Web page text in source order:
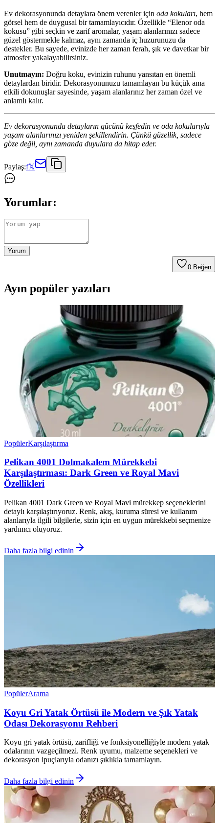
Ev dekorasyonunda detaylara önem verenler için oda kokuları, hem
görsel hem de duygusal bir tamamlayıcıdır. Özellikle “Elenor oda
kokusu” gibi seçkin ve zarif aromalar, yaşam alanlarınızı sadece
güzel göstermekle kalmaz, aynı zamanda iç huzurunuzu da
destekler. Bu sayede, evinizde her zaman ferah, şık ve davetkar bir
atmosfer yakalayabilirsiniz.
Unutmayın: Doğru koku, evinizin ruhunu yansıtan en önemli
detaylardan biridir. Dekorasyonunuzu tamamlayan bu küçük ama
etkili dokunuşlar sayesinde, yaşam alanlarınız her zaman özel ve
anlamlı kalır.
Ev dekorasyonunda detayların gücünü keşfedin ve oda kokularıyla
yaşam alanlarınızı yeniden şekillendirin. Çünkü güzellik, sadece
göze değil, aynı zamanda duyulara da hitap eder.
Paylaş:f𝕏
Yorumlar:
Yorum
0 Beğen
Ayın popüler yazıları
PopülerKarşılaştırma
Pelikan 4001 Dolmakalem Mürekkebi
Karşılaştırması: Dark Green ve Royal Mavi
Özellikleri
Pelikan 4001 Dark Green ve Royal Mavi mürekkep seçeneklerini
detaylı karşılaştırıyoruz. Renk, akış, kuruma süresi ve kullanım
alanlarıyla ilgili bilgilerle, sizin için en uygun mürekkebi seçmenize
yardımcı oluyoruz.
Daha fazla bilgi edinin
PopülerArama
Koyu Gri Yatak Örtüsü ile Modern ve Şık Yatak
Odası Dekorasyonu Rehberi
Koyu gri yatak örtüsü, zarifliği ve fonksiyonelliğiyle modern yatak
odalarının vazgeçilmezi. Renk uyumu, malzeme seçenekleri ve
dekorasyon ipuçlarıyla odanızı şıklıkla tamamlayın.
Daha fazla bilgi edinin